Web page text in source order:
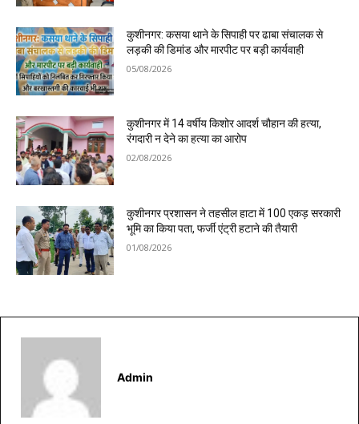
कुशीनगर: कसया थाने के सिपाही पर ढाबा संचालक से
लड़की की डिमांड और मारपीट पर बड़ी कार्यवाही
05/08/2026
कुशीनगर में 14 वर्षीय किशोर आदर्श चौहान की हत्या,
रंगदारी न देने का हत्या का आरोप
02/08/2026
कुशीनगर प्रशासन ने तहसील हाटा में 100 एकड़ सरकारी
भूमि का किया पता, फर्जी एंट्री हटाने की तैयारी
01/08/2026
Admin